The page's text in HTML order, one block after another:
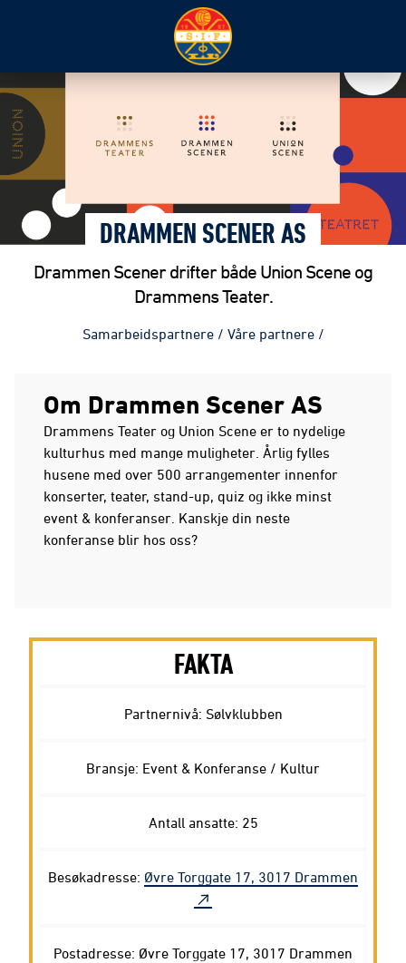
DRAMMEN SCENER AS
Drammen Scener drifter både Union Scene og
Drammens Teater.
Samarbeidspartnere / Våre partnere /
Om Drammen Scener AS
Drammens Teater og Union Scene er to nydelige
kulturhus med mange muligheter. Årlig fylles
husene med over 500 arrangementer innenfor
konserter, teater, stand-up, quiz og ikke minst
event & konferanser. Kanskje din neste
konferanse blir hos oss?
FAKTA
Partnernivå: Sølvklubben
Bransje: Event & Konferanse / Kultur
Antall ansatte: 25
Besøkadresse: Øvre Torggate 17, 3017 Drammen
Postadresse: Øvre Torggate 17, 3017 Drammen